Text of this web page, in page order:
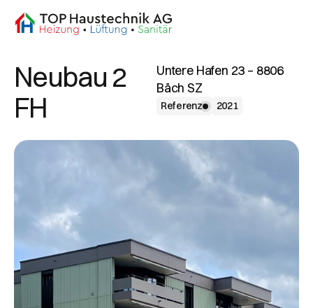
Neubau 2
FH
Untere Hafen 23 – 8806
Bäch SZ
Referenz 2021